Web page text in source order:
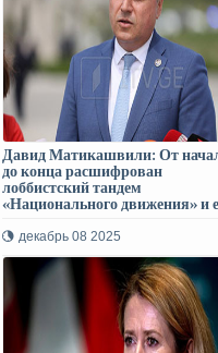
Давид Матикашвили: От
до конца расшифрован
лоббистский тандем
«Национального движения» и
декабрь 08 2025